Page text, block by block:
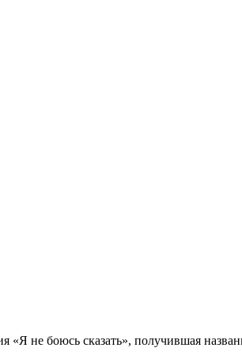
«Я не боюсь сказать», получившая